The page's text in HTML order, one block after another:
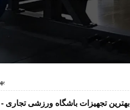
بهترین تجهیزات باشگاه ورزشی تجاری -